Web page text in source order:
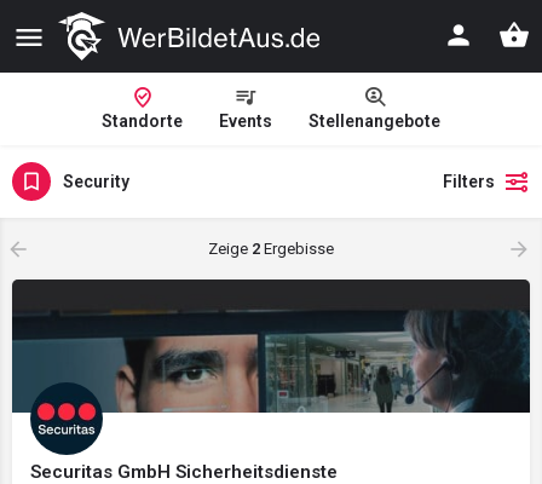
Standorte Events Stellenangebote
Security Filters
Zeige 2 Ergebisse
Securitas GmbH Sicherheitsdienste